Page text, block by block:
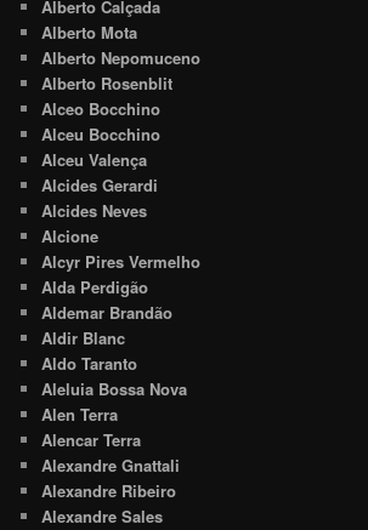
Alberto Calçada
Alberto Mota
Alberto Nepomuceno
Alberto Rosenblit
Alceo Bocchino
Alceu Bocchino
Alceu Valença
Alcides Gerardi
Alcides Neves
Alcione
Alcyr Pires Vermelho
Alda Perdigão
Aldemar Brandão
Aldir Blanc
Aldo Taranto
Aleluia Bossa Nova
Alen Terra
Alencar Terra
Alexandre Gnattali
Alexandre Ribeiro
Alexandre Sales